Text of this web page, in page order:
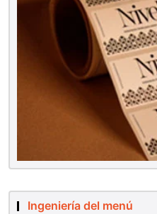
Ingeniería del menú